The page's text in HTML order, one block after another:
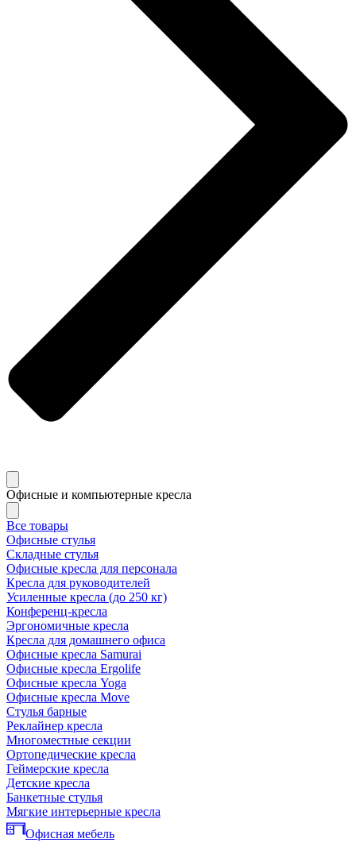
Офисные и компьютерные кресла
Все товары
Офисные стулья
Складные стулья
Офисные кресла для персонала
Кресла для руководителей
Усиленные кресла (до 250 кг)
Конференц-кресла
Эргономичные кресла
Кресла для домашнего офиса
Офисные кресла Samurai
Офисные кресла Ergolife
Офисные кресла Yoga
Офисные кресла Move
Стулья барные
Реклайнер кресла
Многоместные секции
Ортопедические кресла
Геймерские кресла
Детские кресла
Банкетные стулья
Мягкие интерьерные кресла
Офисная мебель